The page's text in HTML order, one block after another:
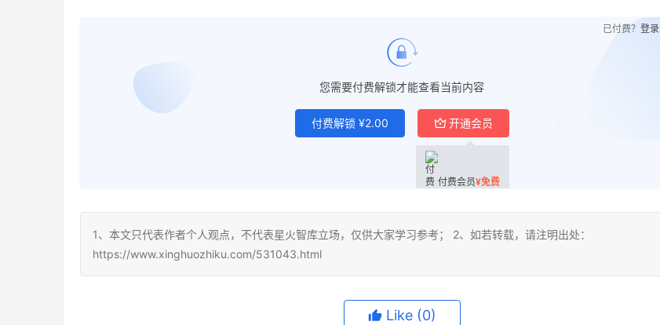
您需要付费解锁才能查看当前内容
付费解锁 ¥2.00 开通会员
付费会员¥免费
已付费？ 登录
1、本文只代表作者个人观点，不代表星火智库立场，仅供大家学习参考； 2、如若转载，请注明出处：
https://www.xinghuozhiku.com/531043.html
Like (0)